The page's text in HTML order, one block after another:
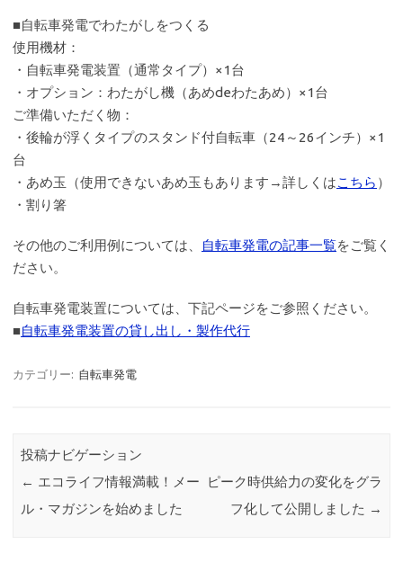
■自転車発電でわたがしをつくる
使用機材：
・自転車発電装置（通常タイプ）×1台
・オプション：わたがし機（あめdeわたあめ）×1台
ご準備いただく物：
・後輪が浮くタイプのスタンド付自転車（24～26インチ）×1
台
・あめ玉（使用できないあめ玉もあります→詳しくはこちら ）
・割り箸
その他のご利用例については、 自転車発電の記事一覧をご覧く
ださい。
自転車発電装置については、下記ページをご参照ください。
■自転車発電装置の貸し出し・製作代行
カテゴリー: 自転車発電
投稿ナビゲーション
← エコライフ情報満載！メー
ル・マガジンを始めました
ピーク時供給力の変化をグラ
フ化して公開しました →